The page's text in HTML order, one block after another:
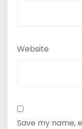
Website
Save my name,